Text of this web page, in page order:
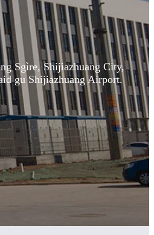
Sgìre, Shijiazhuang City,
gu Shijiazhuang Airport.